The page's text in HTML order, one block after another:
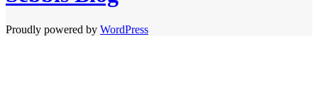
Proudly powered by WordPress